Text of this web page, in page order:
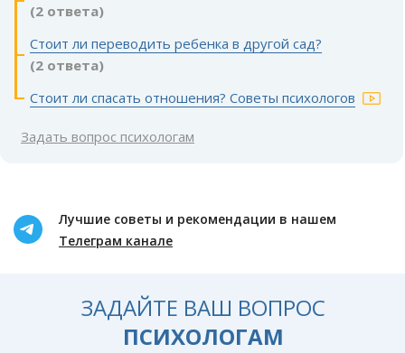
(2 ответа)
Стоит ли переводить ребенка в другой сад?
(2 ответа)
Стоит ли спасать отношения? Советы психологов
Задать вопрос психологам
Лучшие советы и рекомендации в нашем
Телеграм канале
ЗАДАЙТЕ ВАШ ВОПРОС
ПСИХОЛОГАМ